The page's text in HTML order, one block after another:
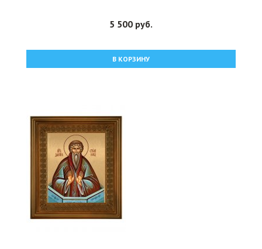
5 500 руб.
В КОРЗИНУ